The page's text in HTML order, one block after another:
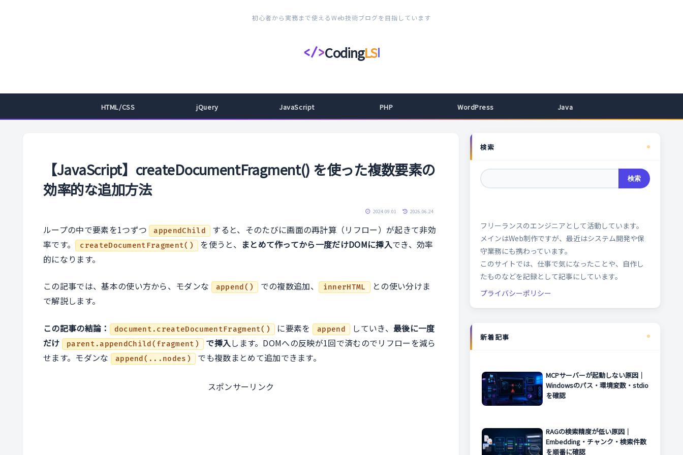
初心者から実務まで使えるWeb技術ブログを目指しています
</>CodingLS
コ
ィ
フ
ル
HTML/CSS jQuery JavaScript PHP WordPress Java
【JavaScript】createDocumentFragment() を使った複数要素の
効率的な追加方法
2024.09.01 2026.06.24
ループの中で要素を1つずつ appendChild
すると、そのたびに画面の再計算（リフロー）が起きて非効
率です。 createDocumentFragment() を使うと、 まとめて作ってから一度だけDOMに挿入でき、効率
的になります。
この記事では、基本の使い方から、モダンな append() での複数追加、 innerHTML
との使い分けま
で解説します。
この記事の結論： document.createDocumentFragment() に要素を append していき、 最後に一度
だけ
parent.appendChild(fragment) で挿入 します。DOMへの反映が1回で済むのでリフローを減ら
せます。モダンな
append(...nodes) でも複数まとめて追加できます。
スポンサーリンク
検索
検索
フリーランスのエンジニアとして活動しています。
メインはWeb制作ですが、最近はシステム開発や保
守業務にも携わっています。
このサイトでは、仕事で気になったことや、自作し
たものなどを記録として記事にしています。
プライバシーポリシー
新着記事
MCPサーバーが起動しない原因｜
Windowsのパス・環境変数・stdio
を確認
RAGの検索精度が低い原因｜
Embedding・チャンク・検索件数
を順番に確認